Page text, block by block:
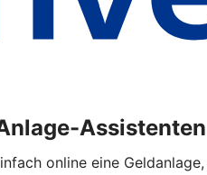
Assistenten
online eine